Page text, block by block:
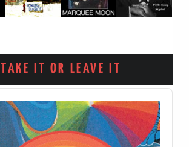
TAKE IT OR LEAVE IT